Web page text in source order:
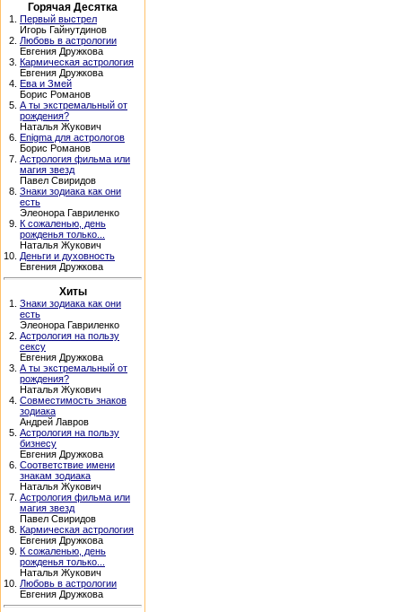
Горячая Десятка
1. Первый выстрел
Игорь Гайнутдинов
2. Любовь в астрологии
Евгения Дружкова
3. Кармическая астрология
Евгения Дружкова
4. Ева и Змей
Борис Романов
5. А ты экстремальный от
рождения?
Наталья Жукович
6. Enigma для астрологов
Борис Романов
7. Астрология фильма или
магия звезд
Павел Свиридов
8. Знаки зодиака как они
есть
Элеонора Гавриленко
9. К сожаленью, день
рожденья только...
Наталья Жукович
10. Деньги и духовность
Евгения Дружкова
Хиты
1. Знаки зодиака как они
есть
Элеонора Гавриленко
2. Астрология на пользу
сексу
Евгения Дружкова
3. А ты экстремальный от
рождения?
Наталья Жукович
4. Совместимость знаков
зодиака
Андрей Лавров
5. Астрология на пользу
бизнесу
Евгения Дружкова
6. Соответствие имени
знакам зодиака
Наталья Жукович
7. Астрология фильма или
магия звезд
Павел Свиридов
8. Кармическая астрология
Евгения Дружкова
9. К сожаленью, день
рожденья только...
Наталья Жукович
10. Любовь в астрологии
Евгения Дружкова